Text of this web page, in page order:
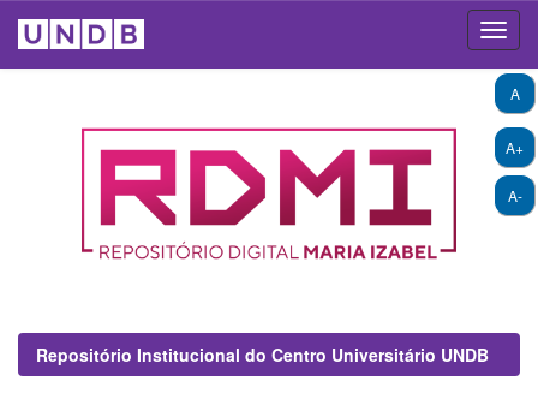
A+
A-
A
Repositório Institucional do Centro Universitário UNDB